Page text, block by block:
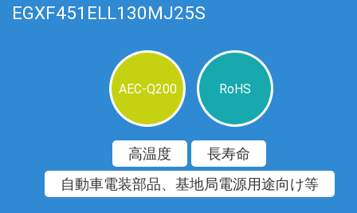
EGXF451ELL130MJ25S
AEC-Q200 RoHS
高温度
長寿命
自動車電装部品、基地局電源用途向け等